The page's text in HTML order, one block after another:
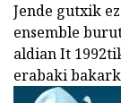
Jende gutxik
ensemble
aldian It
erabaki